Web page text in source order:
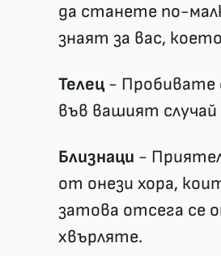
да станете по-
знаят за вас,
Телец- Пробивате
във вашият
Близнаци -
от онези хора,
затова отсега се
хвърляте.